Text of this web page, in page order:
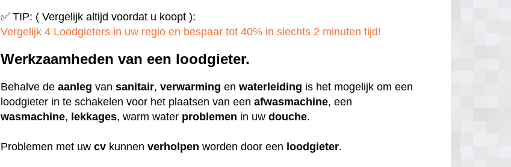
✅ TIP: ( Vergelijk altijd voordat u koopt ):
Vergelijk 4 Loodgieters in uw regio en bespaar tot 40% in slechts 2 minuten tijd!
Werkzaamheden van een loodgieter.
Behalve deaanleg vansanitair,verwarming enwaterleiding is het mogelijk om een
loodgieter in te schakelen voor het plaatsen van eenafwasmachine, een
wasmachine, lekkages, warm water problemen in uwdouche.
Problemen met uwcv kunnenverholpen worden door een loodgieter.